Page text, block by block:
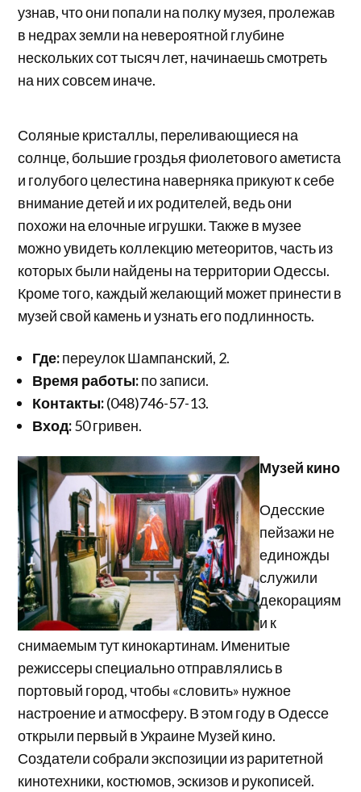
узнав, что они попали на полку музея, пролежав
в недрах земли на невероятной глубине
нескольких сот тысяч лет, начинаешь смотреть
на них совсем иначе.
Соляные кристаллы, переливающиеся на
солнце, большие гроздья фиолетового аметиста
и голубого целестина наверняка прикуют к себе
внимание детей и их родителей, ведь они
похожи на елочные игрушки. Также в музее
можно увидеть коллекцию метеоритов, часть из
которых были найдены на территории Одессы.
Кроме того, каждый желающий может принести в
музей свой камень и узнать его подлинность.
Где:переулок Шампанский, 2.
Время работы:по записи.
Контакты:(048)746-57-13.
Вход:50 гривен.
Музей кино
Одесские
пейзажи не
единожды
служили
декорациям
и к
снимаемым тут кинокартинам. Именитые
режиссеры специально отправлялись в
портовый город, чтобы «словить» нужное
настроение и атмосферу. В этом году в Одессе
открыли первый в Украине Музей кино.
Создатели собрали экспозиции из раритетной
кинотехники, костюмов, эскизов и рукописей.